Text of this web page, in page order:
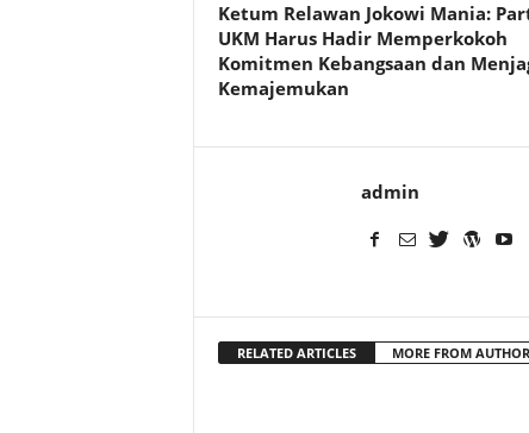
Ketum Relawan Jokowi Mania:
UKM Harus Hadir Memperkokoh
Komitmen Kebangsaan dan
Kemajemukan
admin
RELATED ARTICLES MORE FROM AUTHOR